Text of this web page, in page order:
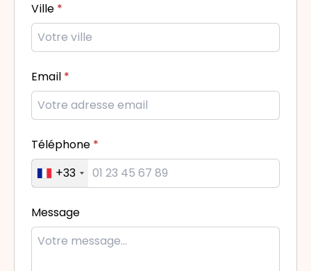
Ville
Email
Téléphone
+33
Message